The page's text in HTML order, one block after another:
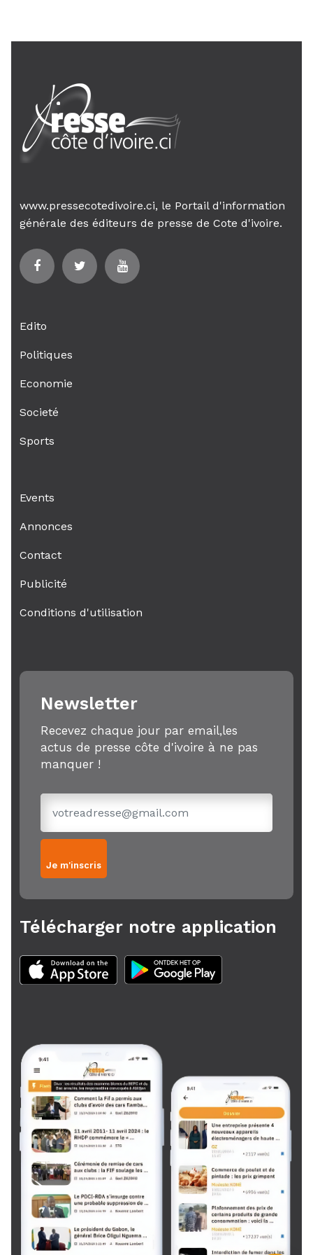
www.pressecotedivoire.ci, le Portail d'information
générale des éditeurs de presse de Cote d'ivoire.
Edito
Politiques
Economie
Societé
Sports
Events
Annonces
Contact
Publicité
Conditions d'utilisation
Newsletter
Recevez chaque jour par email,les
actus de presse côte d'ivoire à ne pas
manquer !
Je m'inscris
Télécharger notre application